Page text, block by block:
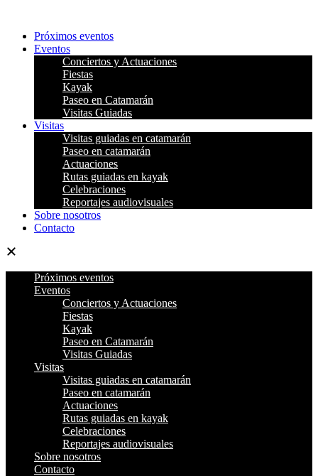
contenidoPróximos eventos
Eventos
Conciertos y Actuaciones
Fiestas
Kayak
Paseo en Catamarán
Visitas Guiadas
Visitas
Visitas guiadas en catamarán
Paseo en catamarán
Actuaciones
Rutas guiadas en kayak
Celebraciones
Reportajes audiovisuales
Sobre nosotros
Contacto
Próximos eventos
Eventos
Conciertos y Actuaciones
Fiestas
Kayak
Paseo en Catamarán
Visitas Guiadas
Visitas
Visitas guiadas en catamarán
Paseo en catamarán
Actuaciones
Rutas guiadas en kayak
Celebraciones
Reportajes audiovisuales
Sobre nosotros
Contacto